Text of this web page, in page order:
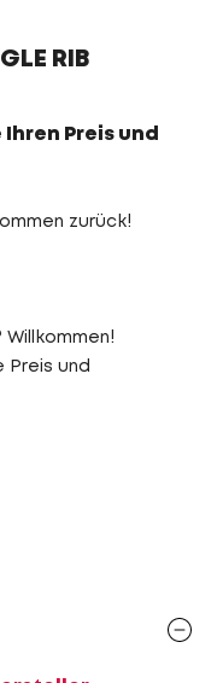
RIB
Ihren Preis und
zurück!
Willkommen!
Preis und